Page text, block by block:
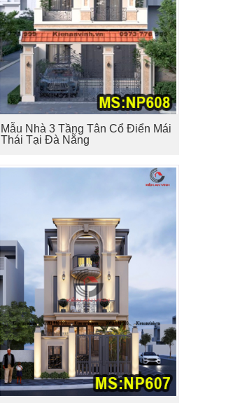
Mẫu Nhà 3 Tầng Tân Cổ Điển Mái
Thái Tại Đà Nẵng